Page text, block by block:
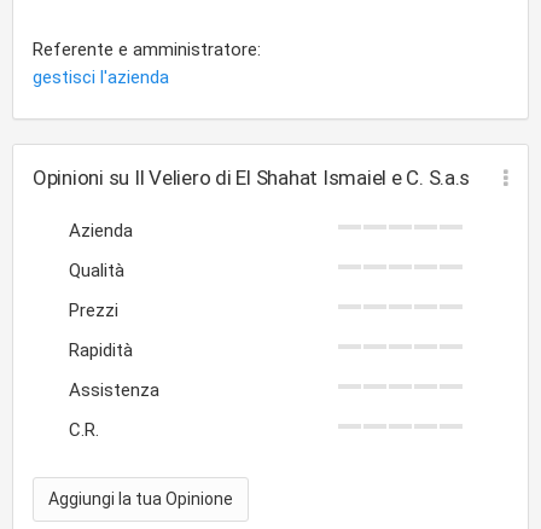
Referente e amministratore:
gestisci l'azienda
Opinioni su Il Veliero di El Shahat Ismaiel e C. S.a.s
Azienda
Qualità
Prezzi
Rapidità
Assistenza
C.R.
Aggiungi la tua Opinione